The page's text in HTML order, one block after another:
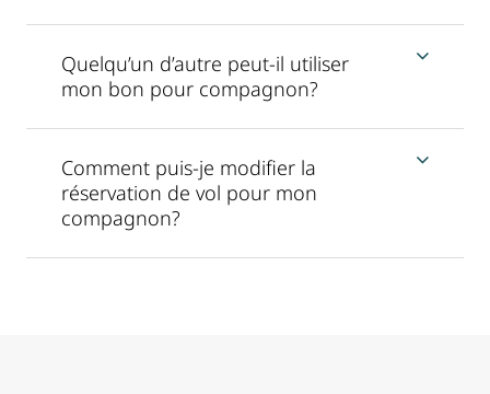
Quelqu’un d’autre peut-il utiliser
mon bon pour compagnon?
Comment puis-je modifier la
réservation de vol pour mon
compagnon?